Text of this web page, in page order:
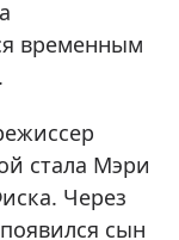
временным
стала Мэри
Через
сын